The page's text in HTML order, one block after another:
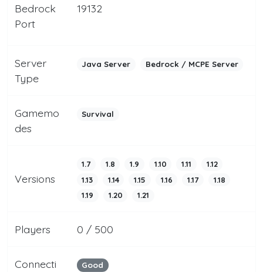
Bedrock
Port
19132
Server
Type
Java Server Bedrock / MCPE Server
Gamemo
des
Survival
Versions
1.7 1.8 1.9 1.10 1.11
1.12
1.13
1.14 1.15 1.16 1.17
1.18
1.19
1.20 1.21
Players 0 / 500
Connecti
Good